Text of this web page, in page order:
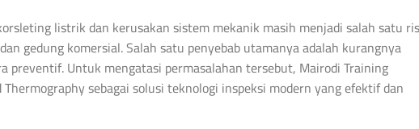
listrik dan kerusakan sistem mekanik masih menjadi salah satu
gedung komersial. Salah satu penyebab utamanya adalah kurangnya
preventif. Untuk mengatasi permasalahan tersebut, Mairodi Training
sebagai solusi teknologi inspeksi modern yang efektif dan